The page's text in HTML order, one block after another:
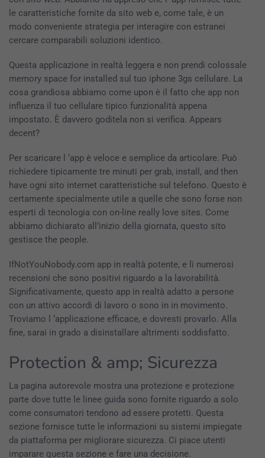
le caratteristiche fornite da sito web e, come tale, è un
modo conveniente strategia per interagire con estranei
cercare comparabili soluzioni identico.
Questa applicazione in realtà leggera e non prendi colossale
memory space for installed sul tuo iphone 3gs cellulare. La
cosa grandiosa abbiamo come upon è il fatto che app non
influenza il tuo cellulare tipico funzionalità appena
impostato. È davvero goditela non si verifica. Appears
decent?
Per scaricare l ‘app è veloce e semplice da articolare. Può
richiedere tipicamente tre minuti per grab, install, and then
have ogni sito internet caratteristiche sul telefono. Questo è
certamente specialmente utile a quelle che sono forse non
esperti di tecnologia con on-line really love sites. Come
abbiamo dichiarato all’inizio della giornata, questo sito
gestisce the people.
IfNotYouNobody.com app in realtà potente, e lì numerosi
recensioni che sono positivi riguardo a la lavorabilità.
Significativamente, questo app in realtà adatto a persone
con un attivo accordi di lavoro o sono in in movimento.
Troviamo l ‘applicazione efficace, e dovresti provarlo. Alla
fine, sarai in grado a disinstallare altrimenti soddisfatto.
Protection & amp; Sicurezza
La pagina autorevole mostra una protezione e protezione
parte dove tutte le linee guida sono fornite riguardo a solo
come consumatori tendono ad essere protetti. Questa
sezione fornisce tutte le informazioni su sistemi impiegate
da piattaforma per migliorare sicurezza. Ci piace utenti
imparare questa sezione e fare una decisione.